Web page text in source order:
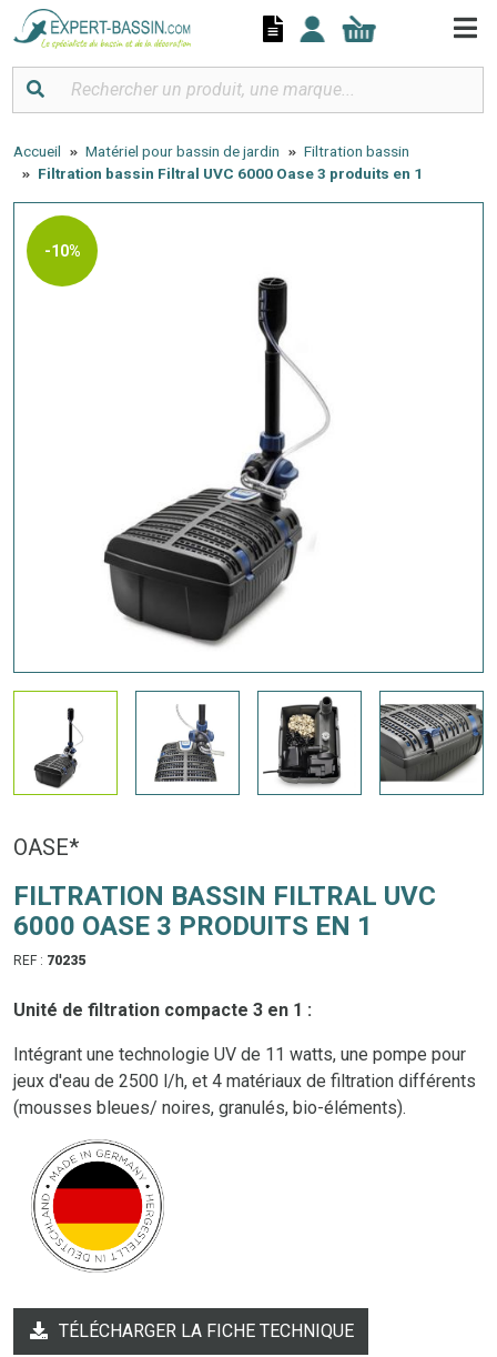
Accueil Matériel pour bassin de jardin
Filtration bassin
Filtration bassin Filtral UVC 6000 Oase 3 produits en 1
-10%
OASE*
FILTRATION BASSIN FILTRAL UVC
6000 OASE 3 PRODUITS EN 1
REF : 70235
Unité de filtration compacte 3 en 1 :
Intégrant une technologie UV de 11 watts, une pompe pour
jeux d'eau de 2500 l/h, et 4 matériaux de filtration différents
(mousses bleues/ noires, granulés, bio-éléments).
TÉLÉCHARGER LA FICHE TECHNIQUE
Panneau de gestion des cookies